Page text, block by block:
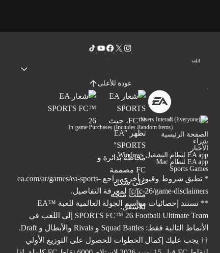
اللغة
عودة للأعلى
Users Interact
In-game Purchases (Includes Random Items)
الصفحة الرئيسية
شراء
الأخبار
EA app لنظام التشغيل Windows
EA app لنظام Mac
Sports Games
* تطبق شروط وقيود أخرى. راجع ea.com/ar/games/ea-sports-
fc/fc-26/game-disclaimers لمعرفة التفاصيل.
** تستند إحصائيات مواسم الجولة العالمية للعبة ™EA
SPORTS FC™ 26 Football Ultimate Team إلى اللعب في
الأنماط التالية فقط: Squad Battles و Rivals والأبطال و Draft.
†† يجب عليك إكمال الخطوات للحصول على التوزيع الأولي